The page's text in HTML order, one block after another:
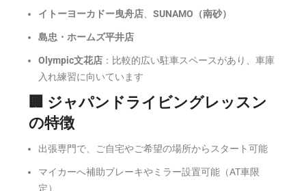
イトーヨーカドー曳舟店、 SUNAMO（南砂）
島忠・ホームズ平井店
Olympic文花店：比較的広い駐車スペースがあり、車庫
入れ練習に向いています
🏢 ジャパンドライビングレッスン
の特徴
出張専門で、ご自宅やご希望の場所からスタート可能
マイカーへ補助ブレーキやミラー設置可能（AT車限
定）